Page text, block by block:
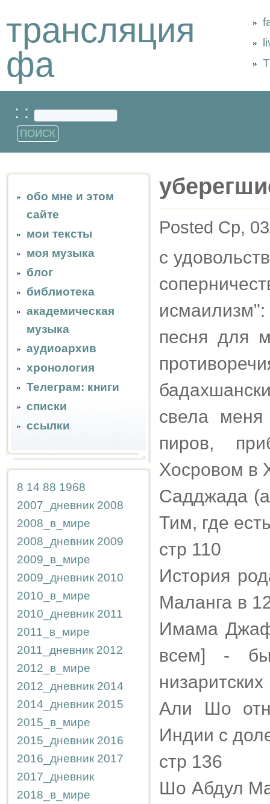
трансляция
фа
: :
обо мне и этом
сайте
мои тексты
моя музыка
блог
библиотека
академическая
музыка
аудиоархив
хронология
Телеграм: книги
списки
ссылки
8 14 88 1968
2007_дневник 2008
2008_в_мире
2008_дневник 2009
2009_в_мире
2009_дневник 2010
2010_в_мире
2010_дневник 2011
2011_в_мире
2011_дневник 2012
2012_в_мире
2012_дневник 2014
2014_дневник 2015
2015_в_мире
2015_дневник 2016
2016_дневник 2017
2017_дневник
2018_в_мире
Posted Ср,
с
песня для
свела
пиров,
Хосровом в
Садджада
Тим, где
стр 110
История
Маланга в
Имама
всем] -
Али Шо
Индии с
стр 136
Шо Абдул